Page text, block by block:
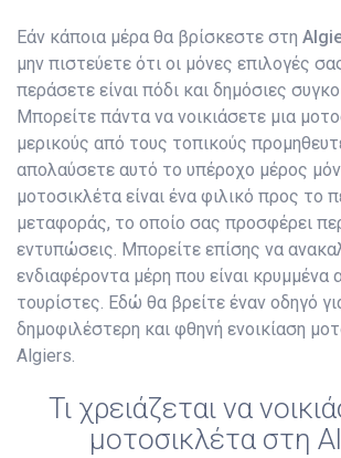
Εάν κάποια μέρα θα βρίσκεστε στη
μην πιστεύετε ότι οι μόνες επιλογές
περάσετε είναι πόδι και δημόσιες
Μπορείτε πάντα να νοικιάσετε μια
μερικούς από τους τοπικούς
απολαύσετε αυτό το υπέροχο μέρος
μοτοσικλέτα είναι ένα φιλικό προς το
μεταφοράς, το οποίο σας προσφέρει
εντυπώσεις. Μπορείτε επίσης να
ενδιαφέροντα μέρη που είναι κρυμμένα
τουρίστες. Εδώ θα βρείτε έναν οδηγό
δημοφιλέστερη και φθηνή ενοικίαση
Algiers.
Τι χρειάζεται να
μοτοσικλέτα στη